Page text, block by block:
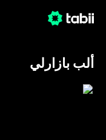
ألب بازارلي